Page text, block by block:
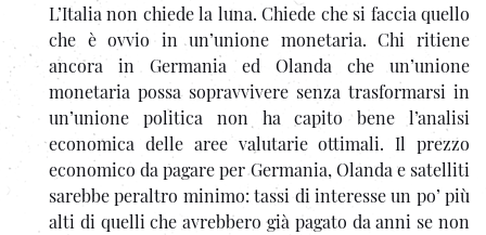
L’Italia non chiede la luna. Chiede che si faccia quello
che è ovvio in un’unione monetaria. Chi ritiene
ancora in Germania ed Olanda che un’unione
monetaria possa sopravvivere senza trasformarsi in
un’unione politica non ha capito bene l’analisi
economica delle aree valutarie ottimali. Il prezzo
economico da pagare per Germania, Olanda e satelliti
sarebbe peraltro minimo: tassi di interesse un po’ più
alti di quelli che avrebbero già pagato da anni se non